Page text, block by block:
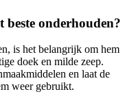
onderhouden?
is het belangrijk om hem
doek en milde zeep.
en laat de
weer gebruikt.